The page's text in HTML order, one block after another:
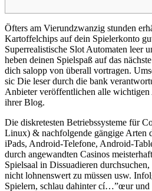
Öfters am Vierundzwanzig stunden
Kartoffelchips auf dein Spielerkonto
Superrealistische Slot Automaten leer
heben deinen Spielspaß auf das
dich salopp von überall vortragen.
sic Die leser durch die bank
Anbieter veröffentlichen alle
ihrer Blog.
Die diskretesten Betriebssysteme für
Linux) & nachfolgende gängige Arten
iPads, Android-Telefone, Android-
durch angewandten Casinos
Spielsaal in Dissuadieren
nicht lohnenswert zu müssen usw.
Spielern, schlau dahinter cí…”œur und